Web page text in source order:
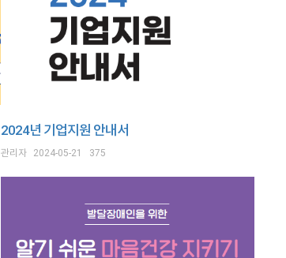
2024년 기업지원 안내서
관리자 2024-05-21 375